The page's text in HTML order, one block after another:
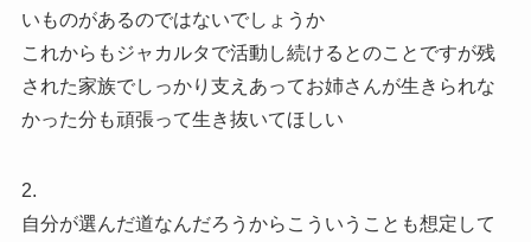
いものがあるのではないでしょうか
これからもジャカルタで活動し続けるとのことですが残
された家族でしっかり支えあってお姉さんが生きられな
かった分も頑張って生き抜いてほしい
2.
自分が選んだ道なんだろうからこういうことも想定して